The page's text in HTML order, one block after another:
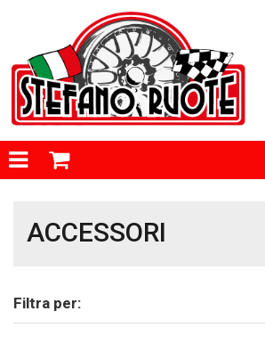
ACCESSORI
Filtra per: